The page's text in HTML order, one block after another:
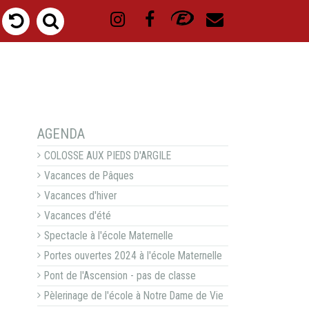
NAVIGATION
AGENDA
COLOSSE AUX PIEDS D'ARGILE
Vacances de Pâques
Vacances d'hiver
Vacances d'été
Spectacle à l'école Maternelle
Portes ouvertes 2024 à l'école Maternelle
Pont de l'Ascension - pas de classe
Pèlerinage de l'école à Notre Dame de Vie